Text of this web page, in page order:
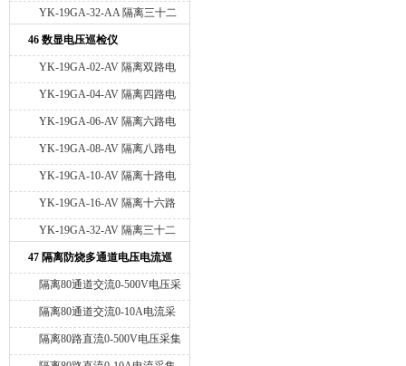
电流巡检仪
YK-19GA-32-AA 隔离三十二
路电流巡检仪
46 数显电压巡检仪
YK-19GA-02-AV 隔离双路电
压巡检仪
YK-19GA-04-AV 隔离四路电
压巡检仪
YK-19GA-06-AV 隔离六路电
压巡检仪
YK-19GA-08-AV 隔离八路电
压巡检仪
YK-19GA-10-AV 隔离十路电
压巡检仪
YK-19GA-16-AV 隔离十六路
电压巡检仪
YK-19GA-32-AV 隔离三十二
路电压巡检仪
47 隔离防烧多通道电压电流巡
检仪
隔离80通道交流0-500V电压采
集数显仪
隔离80通道交流0-10A电流采
集数显仪
隔离80路直流0-500V电压采集
显示仪